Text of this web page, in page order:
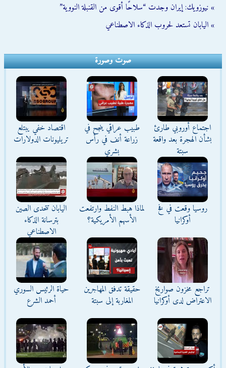
» نيوزويك: إيران وجدت “سلاحًا أقوى من القنبلة النووية”
» اليابان تستعد لحروب الذكاء الاصطناعي
صوت وصورة
اجتماع أوروبي طارئ
بشأن الهجرة بعد واقعة
سبتة
طبيب عراقي ينجح في
زراعة أنف في رأس
بشري
اقتصاد خفي يبتلع
تريليونات الدولارات
روسيا وقعت في فخ
أوكرانيا
لماذا هبط النفط وارتفعت
الأسهم الأمريكية؟
اليابان تتحدى الصين
بترسانة الذكاء
الاصطناعي
تراجع مخزون صواريخ
الاعتراض لدى أوكرانيا
حقيقة تدفق المهاجرين
المغاربة إلى سبتة
حياة الرئيس السوري
أحمد الشرع